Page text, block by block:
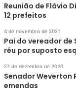
Reunião de Flávio
12 prefeitos
4 de novembro de 2021
Pai do vereador de
réu por suposto
27 de dezembro de 2020
Senador Weverton
emendas